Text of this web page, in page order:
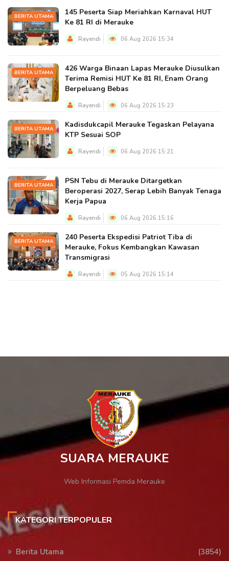
BERITA UTAMA
145 Peserta Siap Meriahkan Karnaval HUT
Ke 81 RI di Merauke
Rayendi 06 Aug 2026 15:34
BERITA UTAMA
426 Warga Binaan Lapas Merauke Diusulkan
Terima Remisi HUT Ke 81 RI, Enam Orang
Berpeluang Bebas
Rayendi 06 Aug 2026 15:23
BERITA UTAMA
Kadisdukcapil Merauke Tegaskan Pelayana
KTP Sesuai SOP
Rayendi 06 Aug 2026 15:21
BERITA UTAMA
PSN Tebu di Merauke Ditargetkan
Beroperasi 2027, Serap Lebih Banyak Tenaga
Kerja Papua
Rayendi 06 Aug 2026 15:16
BERITA UTAMA
240 Peserta Ekspedisi Patriot Tiba di
Merauke, Fokus Kembangkan Kawasan
Transmigrasi
Rayendi 05 Aug 2026 15:14
SUARA MERAUKE
Web Informasi Pemda Merauke
KATEGORI TERPOPULER
Berita Utama
(3854)